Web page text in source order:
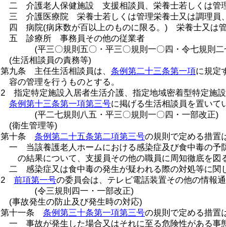
二
介護老人保健施設 支援相談員、栄養士若しくは管
三
介護医療院 栄養士若しくは管理栄養士又は調理員
四
病院(病床数が百以上のものに限る。) 栄養士又は
五
診療所 事務員その他の従業者
(平三〇規則五〇・平三〇規則一〇四・令七規則
(生活相談員の責務等)
第九条
主任生活相談員は、 条例第二十三条第一項に規定
容の管理を行うものとする。
2
指定特定施設入居者生活介護、指定地域密着型特定施
条例第十三条第一項第三号に掲げる生活相談員を置いて
(平二七規則八五・平三〇規則一〇四・一部改正)
(衛生管理等)
第十条
条例第二十五条第二項第三号の規則で定める措置
一
当該養護老人ホームにおける感染症及び食中毒の
の結果について、支援員その他の職員に周知徹底を図
二
感染症又は食中毒の発生が疑われる際の対処等に関
2
前項第一号の委員会は、テレビ電話装置その他の情報
(令三規則四一・一部改正)
(事故発生の防止及び発生時の対応)
第十一条
条例第三十条第一項第三号の規則で定める措置
一
事故が発生した場合又はそれに至る危険性がある